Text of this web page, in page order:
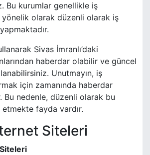
Bu kurumlar genellikle iş
yönelik olarak düzenli olarak iş
Sivas İmranlı’daki
haberdar olabilir ve güncel
Unutmayın, iş
için zamanında haberdar
Bu nedenle, düzenli olarak bu
fayda vardır.
Siteleri